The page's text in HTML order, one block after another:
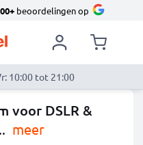
beoordelingen op
10:00 tot 21:00
voor DSLR &
meer